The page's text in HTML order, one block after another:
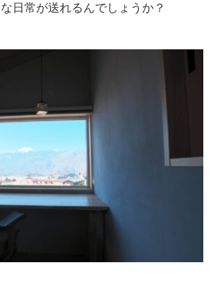
日常が送れるんでしょうか？